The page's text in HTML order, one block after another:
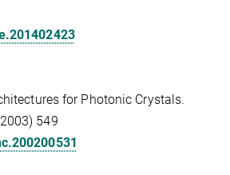
for Photonic Crystals.
549